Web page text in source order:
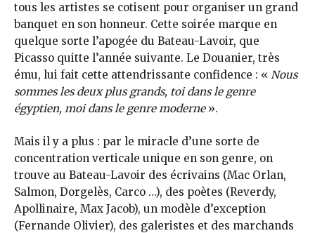
tous les artistes se cotisent pour organiser un grand
banquet en son honneur. Cette soirée marque en
quelque sorte l’apogée du Bateau-Lavoir, que
Picasso quitte l’année suivante. Le Douanier, très
ému, lui fait cette attendrissante confidence : « Nous
sommes les deux plus grands, toi dans le genre
égyptien, moi dans le genre moderne».
Mais il y a plus : par le miracle d’une sorte de
concentration verticale unique en son genre, on
trouve au Bateau-Lavoir des écrivains (Mac Orlan,
Salmon, Dorgelès, Carco …), des poètes (Reverdy,
Apollinaire, Max Jacob), un modèle d’exception
(Fernande Olivier), des galeristes et des marchands